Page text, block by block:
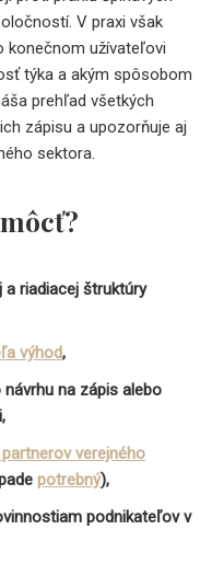
V praxi však
konečnom užívateľovi
týka a akým spôsobom
prehľad všetkých
zápisu a upozorňuje aj
sektora.
a riadiacej štruktúry
výhod,
na zápis alebo
verejného
potrebný),
podnikateľov v